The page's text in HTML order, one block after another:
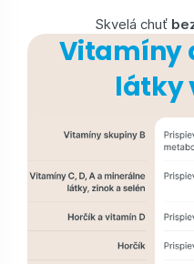
Skvelá chuť
Vitamíny
látky